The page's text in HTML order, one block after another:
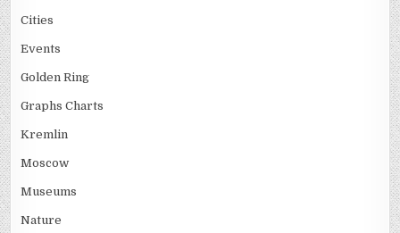
Cities
Events
Golden Ring
Graphs Charts
Kremlin
Moscow
Museums
Nature